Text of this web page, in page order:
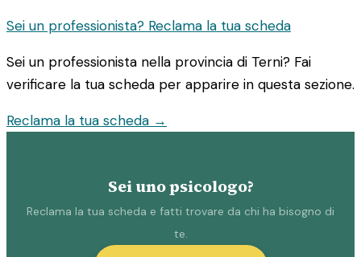
Sei un professionista? Reclama la tua scheda
Sei un professionista nella provincia di Terni? Fai
verificare la tua scheda per apparire in questa sezione.
Reclama la tua scheda →
Sei uno psicologo?
Reclama la tua scheda e fatti trovare da chi ha bisogno di
te.